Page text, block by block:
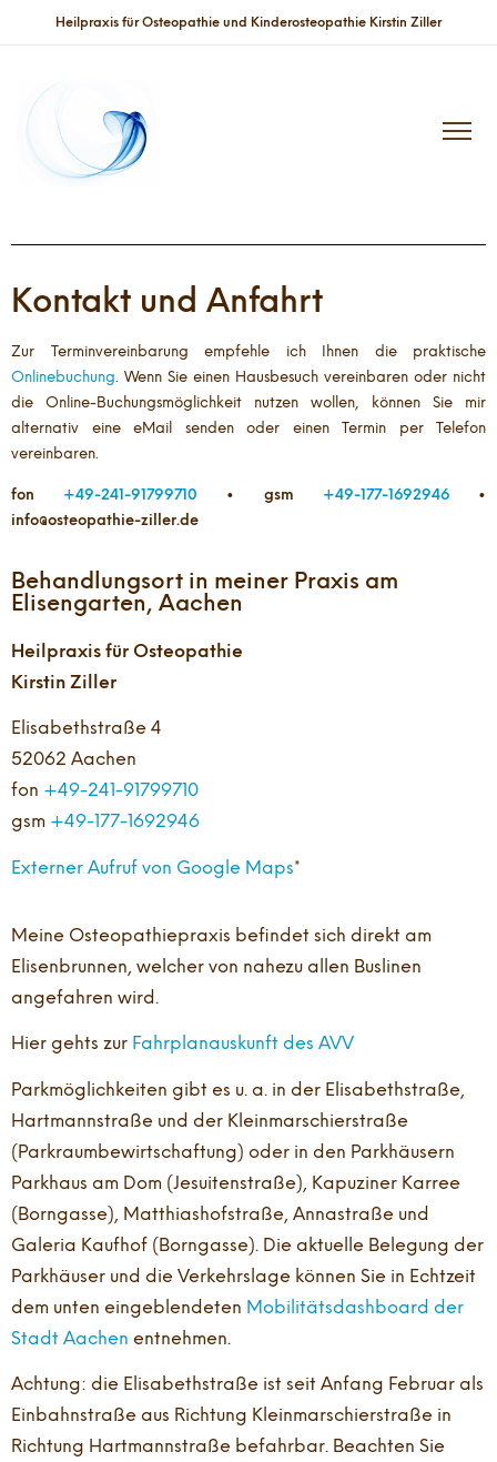
Heilpraxis für Osteopathie und Kinderosteopathie Kirstin Ziller
Kontakt und Anfahrt
Zur Terminvereinbarung empfehle ich Ihnen die praktische
Onlinebuchung. Wenn Sie einen Hausbesuch vereinbaren oder nicht
die Online-Buchungsmöglichkeit nutzen wollen, können Sie mir
alternativ eine eMail senden oder einen Termin per Telefon
vereinbaren.
fon +49-241-91799710 • gsm +49-177-1692946•
info@osteopathie-ziller.de
Behandlungsort in meiner Praxis am
Elisengarten, Aachen
Heilpraxis für Osteopathie
Kirstin Ziller
Elisabethstraße 4
52062 Aachen
fon +49-241-91799710
gsm +49-177-1692946
Externer Aufruf von Google Maps*
Meine Osteopathiepraxis befindet sich direkt am
Elisenbrunnen, welcher von nahezu allen Buslinen
angefahren wird.
Hier gehts zur Fahrplanauskunft des AVV
Parkmöglichkeiten gibt es u. a. in der Elisabethstraße,
Hartmannstraße und der Kleinmarschierstraße
(Parkraumbewirtschaftung) oder in den Parkhäusern
Parkhaus am Dom (Jesuitenstraße), Kapuziner Karree
(Borngasse), Matthiashofstraße, Annastraße und
Galeria Kaufhof (Borngasse). Die aktuelle Belegung der
Parkhäuser und die Verkehrslage können Sie in Echtzeit
dem unten eingeblendeten Mobilitätsdashboard der
Stadt Aachen entnehmen.
Achtung: die Elisabethstraße ist seit Anfang Februar als
Einbahnstraße aus Richtung Kleinmarschierstraße in
Richtung Hartmannstraße befahrbar. Beachten Sie